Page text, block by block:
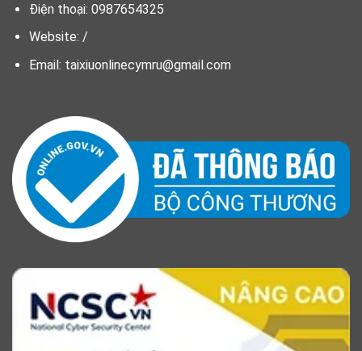
Điện thoại: 0987654325
Website: /
Email: taixiuonlinecymru@gmail.com